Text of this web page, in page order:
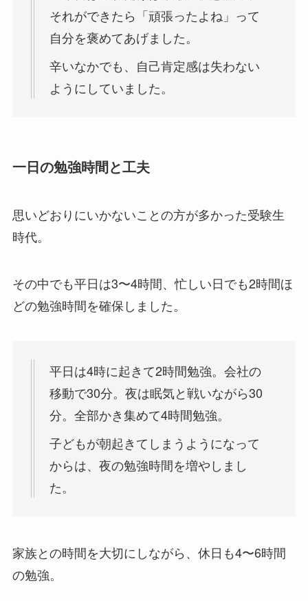
それができたら「頑張ったよね」って
自分を褒めてあげました。
辛いなかでも、自己肯定感は失わない
ようにしていました。
一日の勉強時間と工夫
思いどおりにいかないことの方が多かった受験生
時代。
その中でも平日は3〜4時間、忙しい日でも2時間ほ
どの勉強時間を確保しました。
平日は4時に起きて2時間勉強。会社の
移動で30分。夜は眠気と戦いながら30
分。全部かき集めて4時間勉強。
子どもが朝起きてしまうようになって
からは、夜の勉強時間を増やしまし
た。
家族との時間を大切にしながら、休日も4〜6時間
の勉強。